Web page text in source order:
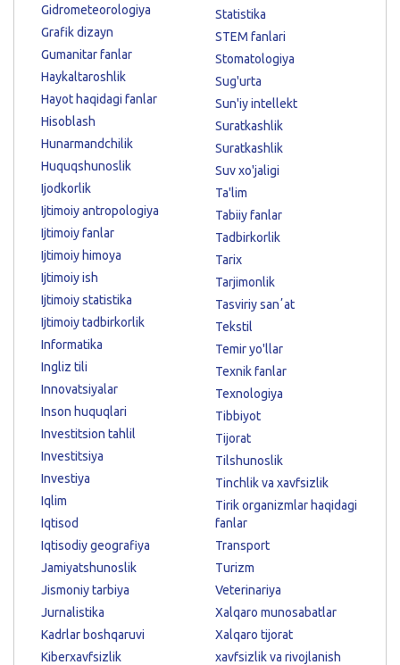
Gidrometeorologiya
Grafik dizayn
Gumanitar fanlar
Haykaltaroshlik
Hayot haqidagi fanlar
Hisoblash
Hunarmandchilik
Huquqshunoslik
Ijodkorlik
Ijtimoiy antropologiya
Ijtimoiy fanlar
Ijtimoiy himoya
Ijtimoiy ish
Ijtimoiy statistika
Ijtimoiy tadbirkorlik
Informatika
Ingliz tili
Innovatsiyalar
Inson huquqlari
Investitsion tahlil
Investitsiya
Investiya
Iqlim
Iqtisod
Iqtisodiy geografiya
Jamiyatshunoslik
Jismoniy tarbiya
Jurnalistika
Kadrlar boshqaruvi
Kiberxavfsizlik
Statistika
STEM fanlari
Stomatologiya
Sug'urta
Sun'iy intellekt
Suratkashlik
Suratkashlik
Suv xo'jaligi
Ta'lim
Tabiiy fanlar
Tadbirkorlik
Tarix
Tarjimonlik
Tasviriy sanʼat
Tekstil
Temir yo'llar
Texnik fanlar
Texnologiya
Tibbiyot
Tijorat
Tilshunoslik
Tinchlik va xavfsizlik
Tirik organizmlar haqidagi
fanlar
Transport
Turizm
Veterinariya
Xalqaro munosabatlar
Xalqaro tijorat
xavfsizlik va rivojlanish